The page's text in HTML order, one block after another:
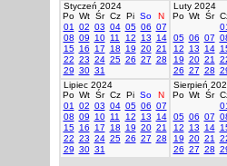
Styczeń 2024
Po Wt Śr Cz Pi So
N
01
02 03 04 05 06 07
08 09 10 11 12 13
14
15 16 17 18 19 20 21
22 23 24 25 26 27 28
29 30 31
Luty 2024
Po Wt Śr
05 06 07
12
13 14
19 20 21
26 27 28
Lipiec 2024
Po Wt Śr Cz Pi So
N
01
02 03 04 05 06 07
08 09 10 11 12 13
14
15 16 17 18 19 20 21
22 23 24 25 26 27 28
29 30 31
Sierpień
Po Wt Śr
05 06 07
12
13 14
19 20 21
26 27 28